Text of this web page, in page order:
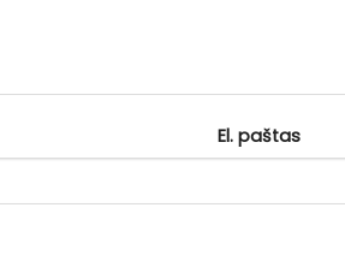
El. paštas